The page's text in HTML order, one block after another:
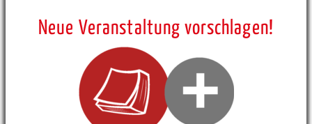
Neue Veranstaltung vorschlagen!